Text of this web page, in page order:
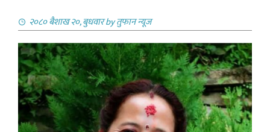
२०८० बैशाख २०, बुधवारbyतुफान न्यूज